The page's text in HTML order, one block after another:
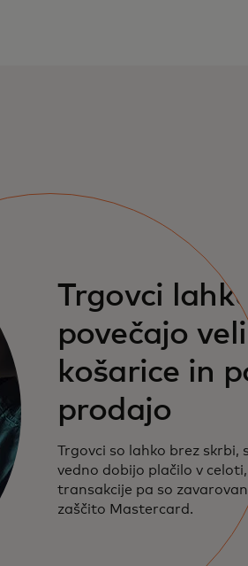
Trgovci
povečajo
košarice in
prodajo
Trgovci so lahko brez skrbi,
vedno dobijo plačilo v
transakcije pa so
zaščito Mastercard.